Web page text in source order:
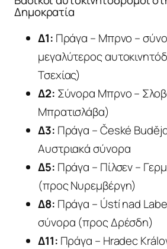
Δημοκρατία
Δ1: Πράγα – Μπρνο –
μεγαλύτερος
Τσεχίας)
Δ2: Σύνορα Μπρνο –
Μπρατισλάβα)
Δ3: Πράγα – České
Αυστριακά σύνορα
Δ5: Πράγα – Πίλσεν –
(προς Νυρεμβέργη)
Δ8: Πράγα – Ústí nad
σύνορα (προς Δρέσδη)
Δ11: Πράγα – Hradec